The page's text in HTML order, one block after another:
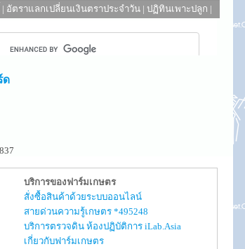
| อัตราแลกเปลี่ยนเงินตราประจำวัน | ปฏิทินเพาะปลูก |
ด
บริการของฟาร์มเกษตร
สั่งซื้อสินค้าด้วยระบบออนไลน์
สายด่วนความรู้เกษตร *495248
บริการตรวจดิน ห้องปฏิบัติการ iLab.Asia
เกี่ยวกับฟาร์มเกษตร